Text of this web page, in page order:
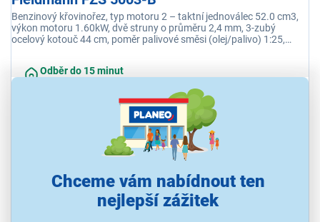
Chceme vám nabídnout ten
nejlepší zážitek
Benzinový křovinořez, typ motoru 2 – taktní jednoválec 52.0 cm3,
výkon motoru 1.60kW, dvě struny o průměru 2,4 mm, 3-zubý
ocelový kotouč 44 cm, poměr palivové směsi (olej/palivo) 1:25,
Odběr do 15 minut